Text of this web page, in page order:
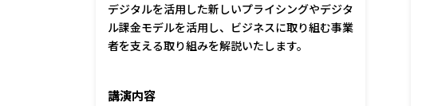
デジタルを活用した新しいプライシングやデジタ
ル課金モデルを活用し、ビジネスに取り組む事業
者を支える取り組みを解説いたします。
講演内容